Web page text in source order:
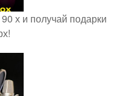
х и получай подарки